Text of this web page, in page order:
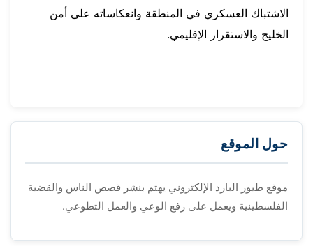
الاشتباك العسكري في المنطقة وانعكاساته على أمن
الخليج والاستقرار الإقليمي.
حول الموقع
موقع طيور البارد الإلكتروني يهتم بنشر قصص الناس والقضية
الفلسطينية ويعمل على رفع الوعي والعمل التطوعي.